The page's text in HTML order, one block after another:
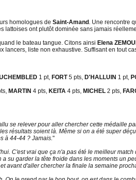
homologues de Saint-Amand . Une rencontre
ont plutôt dominée sans jamais
le bateau tangue. Citons ainsi Elena
lancers, liste non exhaustive. Suffisant en tout
1 pt, FORT5 pts, D'HALLUIN 1 pt,
MARTIN 4 pts, KEITA 4 pts, MICHEL 2 pts,
se relever pour aller chercher cette médaille
résultats soient là. Même si on a été super
à 44-44 ? Jamais."
C'est vrai que ça n'a pas été le meilleur match
su garder la tête froide dans les moments un
et avant d'aller chercher la finale la semaine